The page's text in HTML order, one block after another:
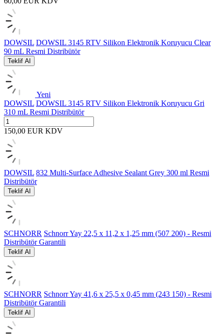
DOWSIL DOWSIL 3145 RTV Silikon Elektronik Koruyucu Clear
90 mL Resmi Distribütör
Teklif Al
Yeni
DOWSIL DOWSIL 3145 RTV Silikon Elektronik Koruyucu Gri
310 mL Resmi Distribütör
150,00 EUR KDV
DOWSIL 832 Multi-Surface Adhesive Sealant Grey 300 ml Resmi
Distribütör
Teklif Al
SCHNORR Schnorr Yay 22,5 x 11,2 x 1,25 mm (507 200) - Resmi
Distribütör Garantili
Teklif Al
SCHNORR Schnorr Yay 41,6 x 25,5 x 0,45 mm (243 150) - Resmi
Distribütör Garantili
Teklif Al